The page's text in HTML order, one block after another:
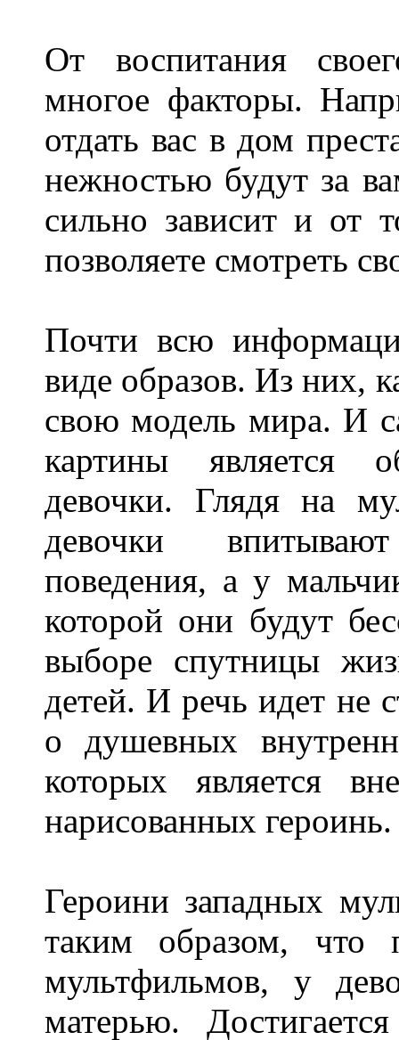
От воспитания
многое факторы.
отдать вас в дом
нежностью будут за
сильно зависит и от
позволяете смотреть
Почти всю
виде образов. Из них,
свою модель мира. И
картины является
девочки. Глядя на
девочки
поведения, а у
которой они будут
выборе спутницы
детей. И речь идет не
о душевных
которых является
нарисованных
Героини западных
таким образом, что
мультфильмов, у
матерью.